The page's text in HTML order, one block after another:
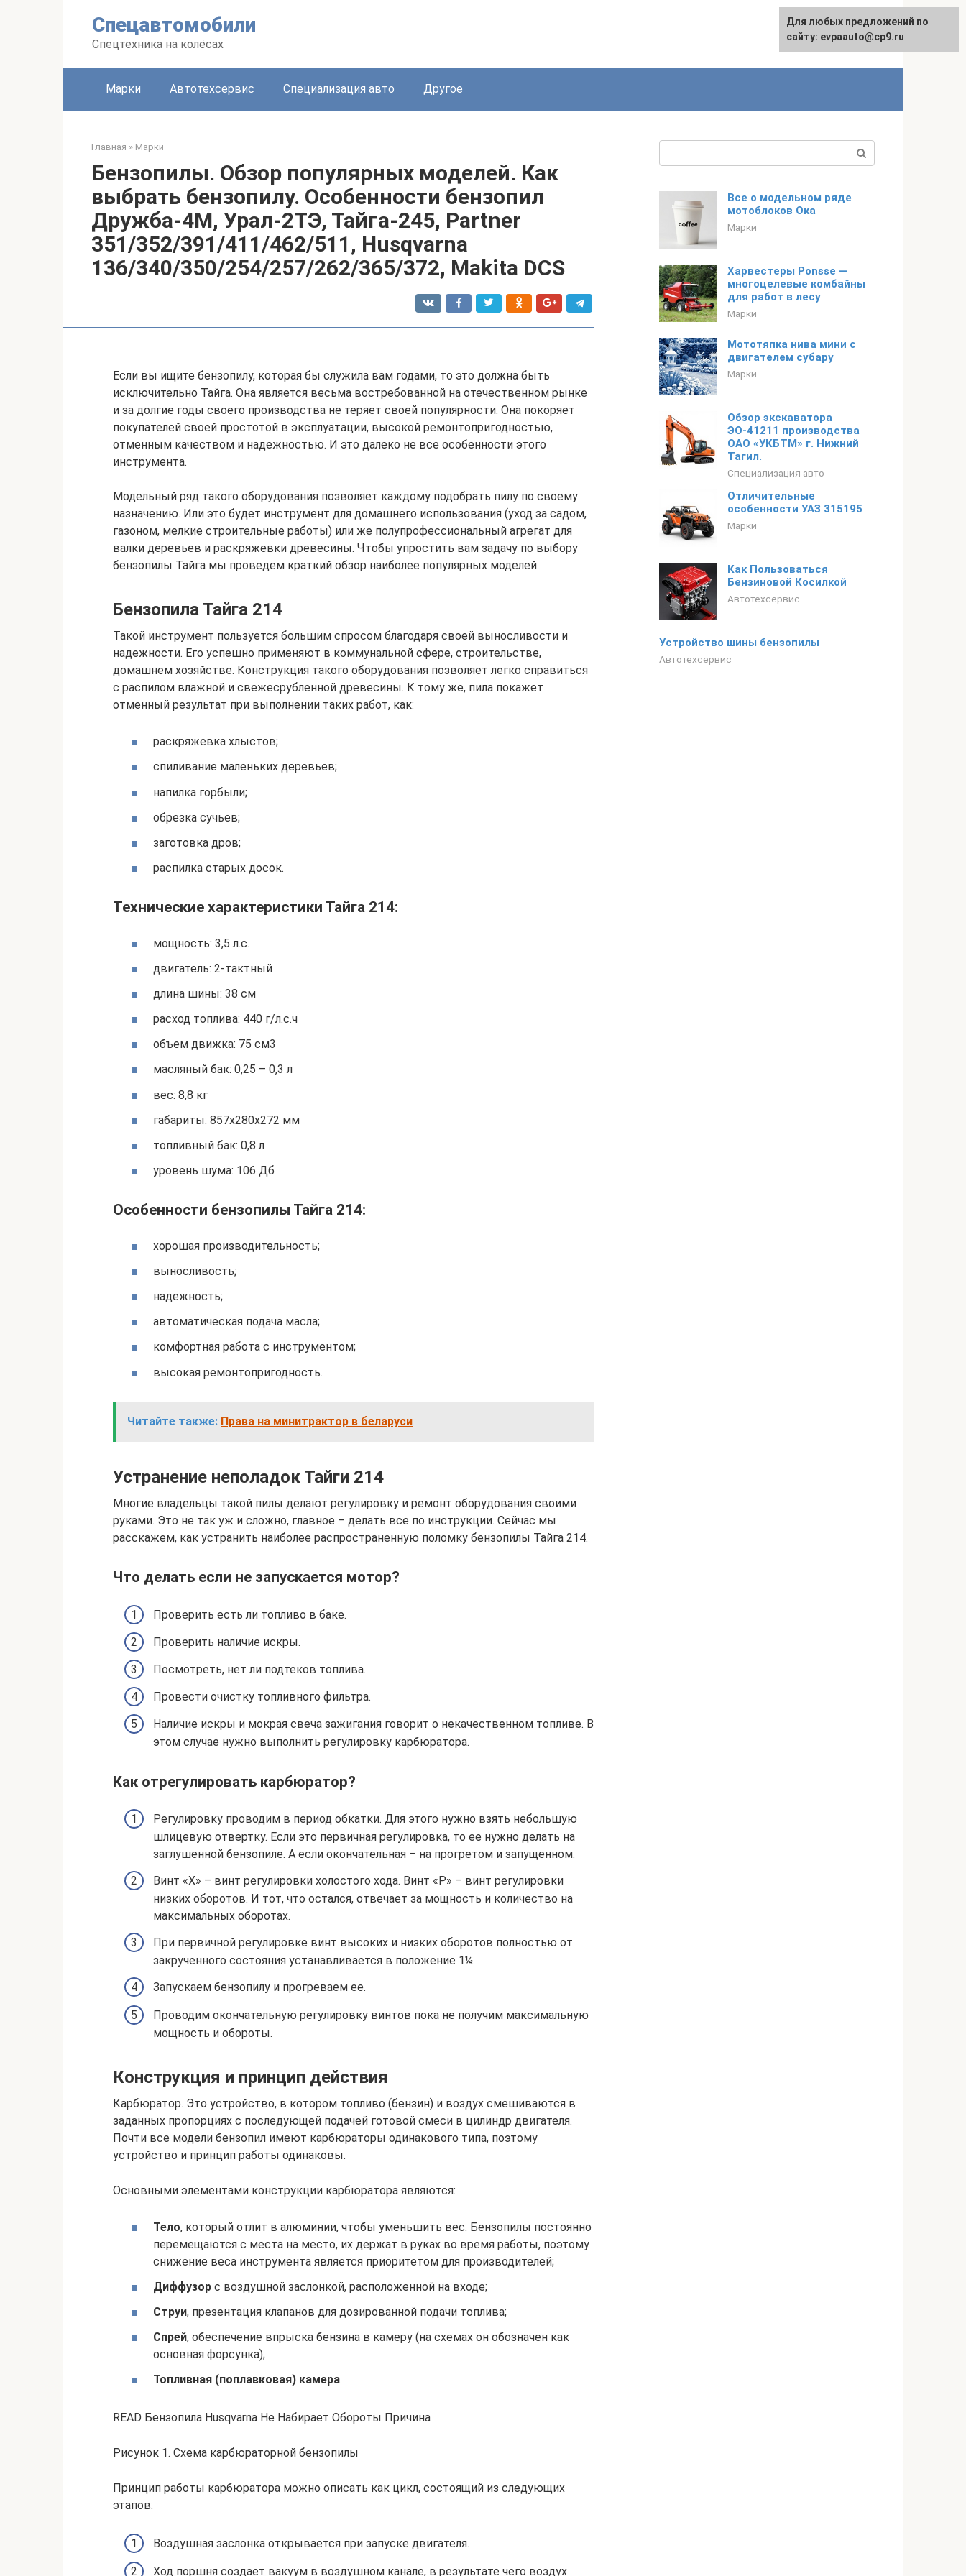
Спецавтомобили
Спецтехника на колёсах
English
Марки Автотехсервис Специализация авто Другое
Главная » Марки
Бензопилы. Обзор популярных моделей. Как
выбрать бензопилу. Особенности бензопил
Дружба-4М, Урал-2ТЭ, Тайга-245, Partner
351/352/391/411/462/511, Husqvarna
136/340/350/254/257/262/365/372, Makita DCS
Если вы ищите бензопилу, которая бы служила вам годами, то это должна быть
исключительно Тайга. Она является весьма востребованной на отечественном рынке
и за долгие годы своего производства не теряет своей популярности. Она покоряет
покупателей своей простотой в эксплуатации, высокой ремонтопригодностью,
отменным качеством и надежностью. И это далеко не все особенности этого
инструмента.
Модельный ряд такого оборудования позволяет каждому подобрать пилу по своему
назначению. Или это будет инструмент для домашнего использования (уход за садом,
газоном, мелкие строительные работы) или же полупрофессиональный агрегат для
валки деревьев и раскряжевки древесины. Чтобы упростить вам задачу по выбору
бензопилы Тайга мы проведем краткий обзор наиболее популярных моделей.
Бензопила Тайга 214
Такой инструмент пользуется большим спросом благодаря своей выносливости и
надежности. Его успешно применяют в коммунальной сфере, строительстве,
домашнем хозяйстве. Конструкция такого оборудования позволяет легко справиться
с распилом влажной и свежесрубленной древесины. К тому же, пила покажет
отменный результат при выполнении таких работ, как:
раскряжевка хлыстов;
спиливание маленьких деревьев;
напилка горбыли;
обрезка сучьев;
заготовка дров;
распилка старых досок.
Технические характеристики Тайга 214:
мощность: 3,5 л.с.
двигатель: 2-тактный
длина шины: 38 см
расход топлива: 440 г/л.с.ч
объем движка: 75 см3
масляный бак: 0,25 – 0,3 л
вес: 8,8 кг
габариты: 857х280х272 мм
топливный бак: 0,8 л
уровень шума: 106 Дб
Особенности бензопилы Тайга 214:
хорошая производительность;
выносливость;
надежность;
автоматическая подача масла;
комфортная работа с инструментом;
высокая ремонтопригодность.
Читайте также: Права на минитрактор в беларуси
Устранение неполадок Тайги 214
Многие владельцы такой пилы делают регулировку и ремонт оборудования своими
руками. Это не так уж и сложно, главное – делать все по инструкции. Сейчас мы
расскажем, как устранить наиболее распространенную поломку бензопилы Тайга 214.
Что делать если не запускается мотор?
Проверить есть ли топливо в баке.
Проверить наличие искры.
Посмотреть, нет ли подтеков топлива.
Провести очистку топливного фильтра.
Наличие искры и мокрая свеча зажигания говорит о некачественном топливе. В
этом случае нужно выполнить регулировку карбюратора.
Как отрегулировать карбюратор?
Регулировку проводим в период обкатки. Для этого нужно взять небольшую
шлицевую отвертку. Если это первичная регулировка, то ее нужно делать на
заглушенной бензопиле. А если окончательная – на прогретом и запущенном.
Винт «Х» – винт регулировки холостого хода. Винт «Р» – винт регулировки
низких оборотов. И тот, что остался, отвечает за мощность и количество на
максимальных оборотах.
При первичной регулировке винт высоких и низких оборотов полностью от
закрученного состояния устанавливается в положение 1¼.
Запускаем бензопилу и прогреваем ее.
Проводим окончательную регулировку винтов пока не получим максимальную
мощность и обороты.
Конструкция и принцип действия
Карбюратор. Это устройство, в котором топливо (бензин) и воздух смешиваются в
заданных пропорциях с последующей подачей готовой смеси в цилиндр двигателя.
Почти все модели бензопил имеют карбюраторы одинакового типа, поэтому
устройство и принцип работы одинаковы.
Основными элементами конструкции карбюратора являются:
Тело, который отлит в алюминии, чтобы уменьшить вес. Бензопилы постоянно
перемещаются с места на место, их держат в руках во время работы, поэтому
снижение веса инструмента является приоритетом для производителей;
Диффузор с воздушной заслонкой, расположенной на входе;
Струи, презентация клапанов для дозированной подачи топлива;
Спрей, обеспечение впрыска бензина в камеру (на схемах он обозначен как
основная форсунка);
Топливная (поплавковая) камера.
READ Бензопила Husqvarna Не Набирает Обороты Причина
Рисунок 1. Схема карбюраторной бензопилы
Принцип работы карбюратора можно описать как цикл, состоящий из следующих
этапов:
Воздушная заслонка открывается при запуске двигателя.
Ход поршня создает вакуум в воздушном канале, в результате чего воздух
Все о модельном ряде
мотоблоков Ока
Марки
Харвестеры Ponsse —
многоцелевые комбайны
для работ в лесу
Марки
Мототяпка нива мини с
двигателем субару
Марки
Обзор экскаватора
ЭО-41211 производства
ОАО «УКБТМ» г. Нижний
Тагил.
Специализация авто
Отличительные
особенности УАЗ 315195
Марки
Как Пользоваться
Бензиновой Косилкой
Автотехсервис
Устройство шины бензопилы
Автотехсервис
Для любых предложений по
сайту: evpaauto@cp9.ru